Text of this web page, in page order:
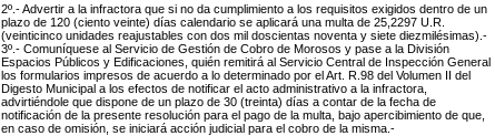
2º.- Advertir a la infractora que si no da cumplimiento a los requisitos exigidos dentro de un
plazo de 120 (ciento veinte) días calendario se aplicará una multa de 25,2297 U.R.
(veinticinco unidades reajustables con dos mil doscientas noventa y siete diezmilésimas).-
3º.- Comuníquese al Servicio de Gestión de Cobro de Morosos y pase a la División
Espacios Públicos y Edificaciones, quién remitirá al Servicio Central de Inspección General
los formularios impresos de acuerdo a lo determinado por el Art. R.98 del Volumen II del
Digesto Municipal a los efectos de notificar el acto administrativo a la infractora,
advirtiéndole que dispone de un plazo de 30 (treinta) días a contar de la fecha de
notificación de la presente resolución para el pago de la multa, bajo apercibimiento de que,
en caso de omisión, se iniciará acción judicial para el cobro de la misma.-